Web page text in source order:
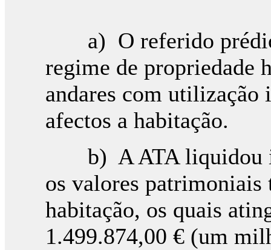
a) O referido prédio,
regime de propriedade
andares com utilização
afectos a habitação.
b) A ATA liquidou
os valores patrimoniais
habitação, os quais
1.499.874,00 € (um